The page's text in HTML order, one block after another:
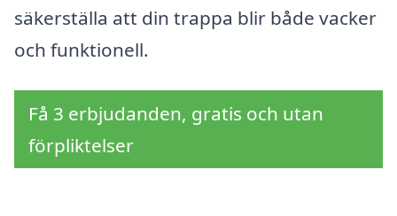
säkerställa att din trappa blir både vacker
och funktionell.
Få 3 erbjudanden, gratis och utan
förpliktelser